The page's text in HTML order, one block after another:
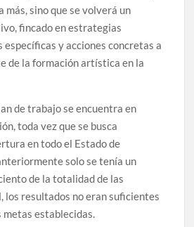
más, sino que se volverá un
fincado en estrategias
específicas y acciones concretas a
de la formación artística en la
de trabajo se encuentra en
toda vez que se busca
en todo el Estado de
solo se tenía un
de la totalidad de las
los resultados no eran suficientes
metas establecidas.